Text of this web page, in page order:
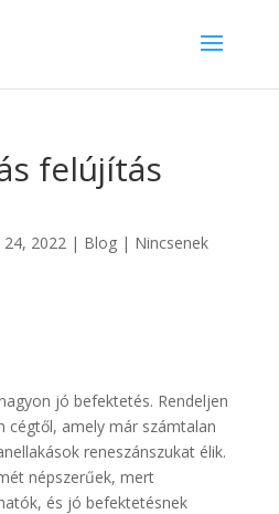
felújítás
24, 2022| Blog| Nincsenek
jó befektetés. Rendeljen
cégtől, amely már számtalan
reneszánszukat élik.
népszerűek, mert
és jó befektetésnek